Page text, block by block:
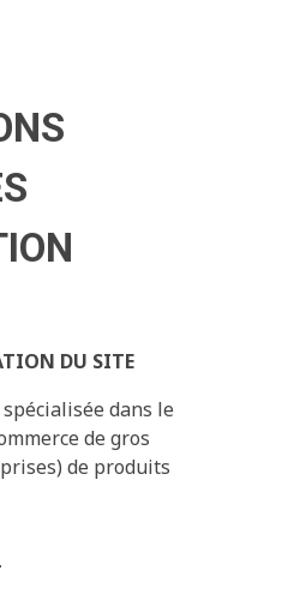
DU SITE
dans le
de gros
de produits